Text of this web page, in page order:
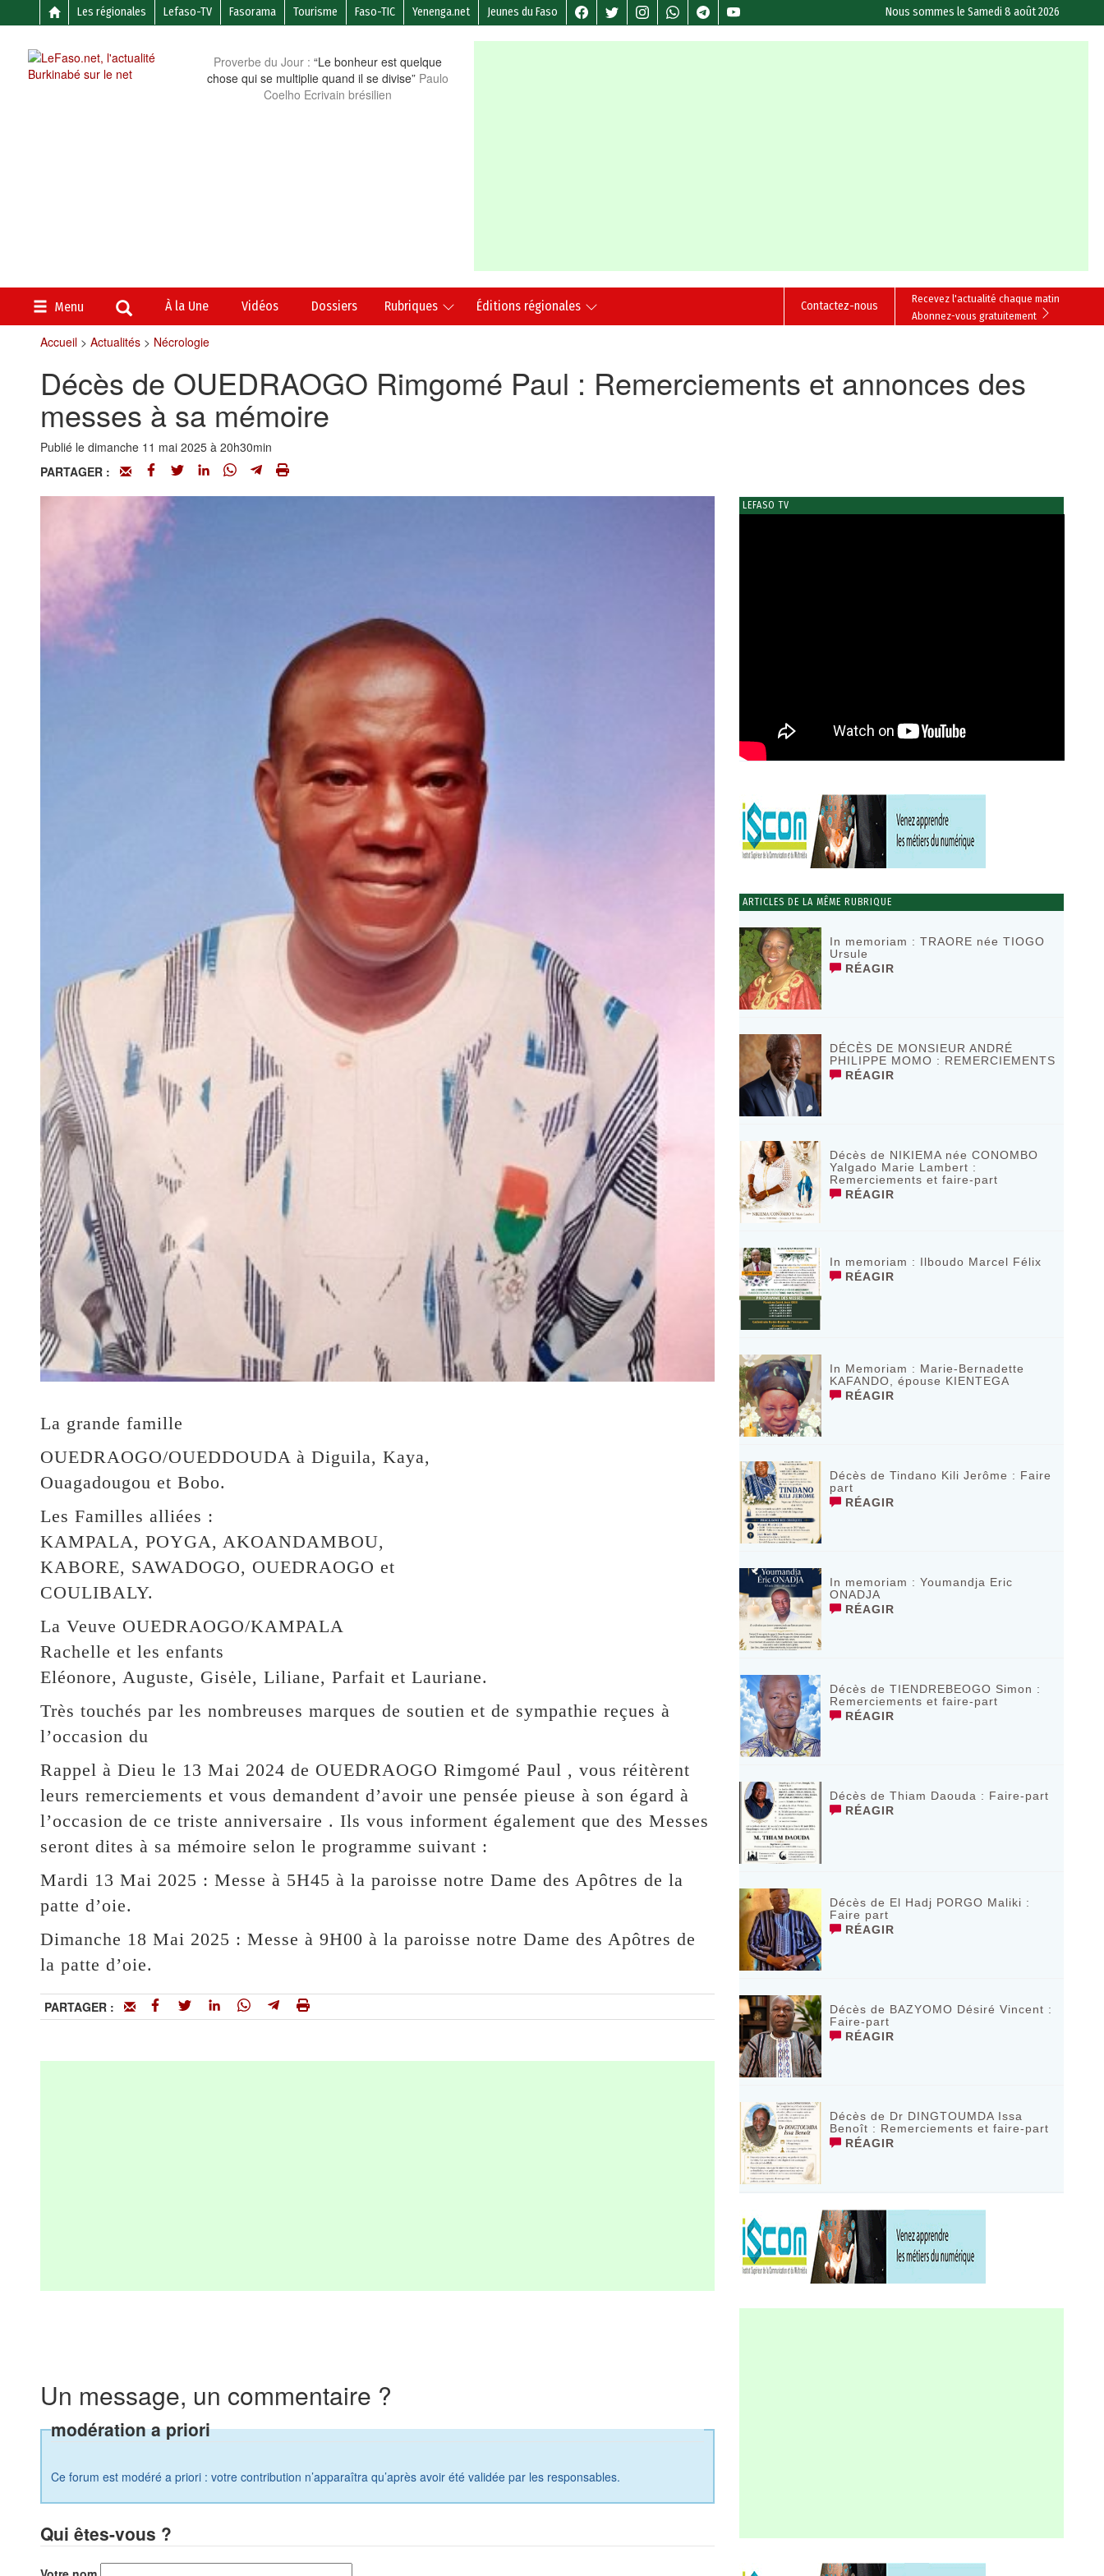
Les régionales Lefaso-TV Fasorama Tourisme Faso-TIC Yenenga.net Jeunes du Faso Nous sommes leSamedi 8 août 2026
Proverbe du Jour : “Le bonheur est quelque
chose qui se multiplie quand il se divise” Paulo
Coelho Ecrivain brésilien
Menu À la Une Vidéos Dossiers Rubriques Éditions régionales
Recevez l'actualité chaque matin
Abonnez-vous gratuitement
Contactez-nous
Accueil> Actualités> Nécrologie
Décès de OUEDRAOGO Rimgomé Paul : Remerciements et annonces des
messes à sa mémoire
Publié le dimanche 11 mai 2025 à 20h30min
PARTAGER :
La grande famille
OUEDRAOGO/OUEDDOUDA à Diguila, Kaya,
Ouagadougou et Bobo.
Les Familles alliées :
KAMPALA, POYGA, AKOANDAMBOU,
KABORE, SAWADOGO, OUEDRAOGO et
COULIBALY.
La Veuve OUEDRAOGO/KAMPALA
Rachelle et les enfants
Eléonore, Auguste, Gisėle, Liliane, Parfait et Lauriane.
Très touchés par les nombreuses marques de soutien et de sympathie reçues à
l’occasion du
Rappel à Dieu le 13 Mai 2024 de OUEDRAOGO Rimgomé Paul , vous réitèrent
leurs remerciements et vous demandent d’avoir une pensée pieuse à son égard à
l’occasion de ce triste anniversaire . Ils vous informent également que des Messes
seront dites à sa mémoire selon le programme suivant :
Mardi 13 Mai 2025 : Messe à 5H45 à la paroisse notre Dame des Apôtres de la
patte d’oie.
Dimanche 18 Mai 2025 : Messe à 9H00 à la paroisse notre Dame des Apôtres de
la patte d’oie.
PARTAGER :
Un message, un commentaire ?
modération a priori
Ce forum est modéré a priori : votre contribution n’apparaîtra qu’après avoir été validée par les responsables.
Qui êtes-vous ?
LEFASO TV
ARTICLES DE LA MÊME RUBRIQUE
In memoriam : TRAORE née TIOGO
Ursule
RÉAGIR
DÉCÈS DE MONSIEUR ANDRÉ
PHILIPPE MOMO : REMERCIEMENTS
RÉAGIR
Décès de NIKIEMA née CONOMBO
Yalgado Marie Lambert :
Remerciements et faire-part
RÉAGIR
In memoriam : Ilboudo Marcel Félix
RÉAGIR
In Memoriam : Marie-Bernadette
KAFANDO, épouse KIENTEGA
RÉAGIR
Décès de Tindano Kili Jerôme : Faire
part
RÉAGIR
In memoriam : Youmandja Eric
ONADJA
RÉAGIR
Décès de TIENDREBEOGO Simon :
Remerciements et faire-part
RÉAGIR
Décès de Thiam Daouda : Faire-part
RÉAGIR
Décès de El Hadj PORGO Maliki :
Faire part
RÉAGIR
Décès de BAZYOMO Désiré Vincent :
Faire-part
RÉAGIR
Décès de Dr DINGTOUMDA Issa
Benoît : Remerciements et faire-part
RÉAGIR